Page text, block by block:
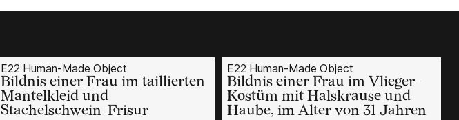
E22 Human-Made Object
Bildnis einer Frau im taillierten
Mantelkleid und
Stachelschwein-Frisur
E22 Human-Made Object
Bildnis einer Frau im Vlieger-
Kostüm mit Halskrause und
Haube, im Alter von 31 Jahren